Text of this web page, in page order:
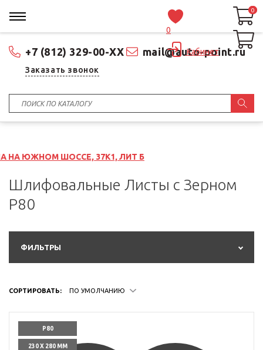
+7 (812) 329-00-XX mail@auto-point.ru
Заказать звонок
0
Кабинет
0
0
37К1, ЛИТ Б
Шлифовальные Листы с Зерном
P80
ФИЛЬТРЫ
СОРТИРОВАТЬ: ПО УМОЛЧАНИЮ
P80
230 X 280 ММ